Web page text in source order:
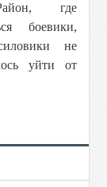
где
боевики,
не
уйти от